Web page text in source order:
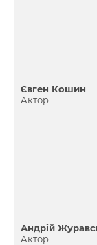
Євген Кошин
Актор
Андрій
Актор